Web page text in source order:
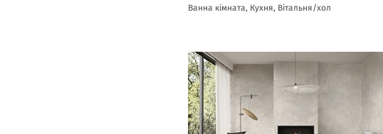
Ванна кімната, Кухня, Вітальня/хол